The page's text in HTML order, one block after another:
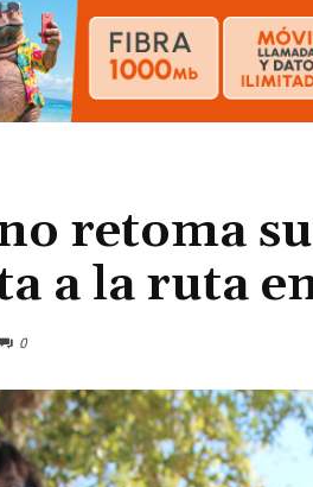
retoma
a la ruta
0